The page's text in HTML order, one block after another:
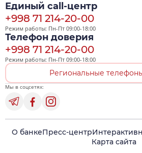
Единый call-центр
+998 71 214-20-00
Режим работы: Пн-Пт 09:00-18:00
Телефон доверия
+998 71 214-20-00
Режим работы: Пн-Пт 09:00-18:00
Региональные
Мы в соцсетях:
О банкеПресс-центр
Карта сайта